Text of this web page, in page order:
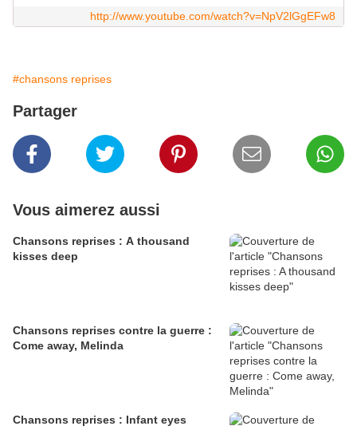
http://www.youtube.com/watch?v=NpV2lGgEFw8
#chansons reprises
Partager
Vous aimerez aussi
Chansons reprises : A thousand
kisses deep
Chansons reprises contre la guerre :
Come away, Melinda
Chansons reprises : Infant eyes